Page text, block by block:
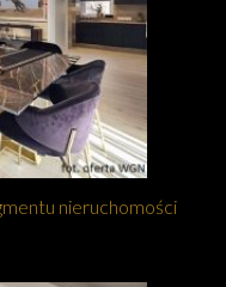
nieruchomości